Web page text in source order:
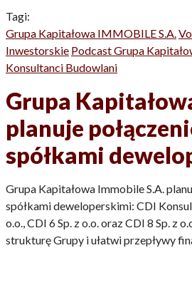
Tagi:
Grupa Kapitałowa IMMOBILE S.A.
Inwestorskie Podcast Grupa
Konsultanci Budowlani
Grupa
planuje
spółkami
Grupa Kapitałowa Immobile S.A.
spółkami deweloperskimi: CDI
o.o., CDI 6 Sp. z o.o. oraz CDI 8 Sp. z
strukturę Grupy i ułatwi przepływy